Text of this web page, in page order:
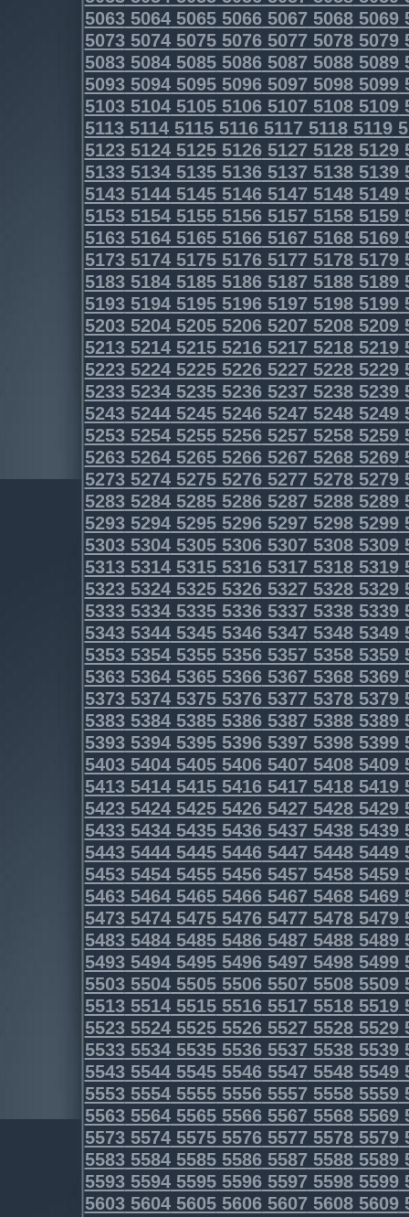
5063506450655066506750685069
5073507450755076507750785079
5083508450855086508750885089
5093509450955096509750985099
5103510451055106510751085109
5113511451155116511751185119
5123512451255126512751285129
5133513451355136513751385139
5143514451455146514751485149
5153515451555156515751585159
5163516451655166516751685169
5173517451755176517751785179
5183518451855186518751885189
5193519451955196519751985199
5203520452055206520752085209
5213521452155216521752185219
5223522452255226522752285229
5233523452355236523752385239
5243524452455246524752485249
5253525452555256525752585259
5263526452655266526752685269
5273527452755276527752785279
5283528452855286528752885289
5293529452955296529752985299
5303530453055306530753085309
5313531453155316531753185319
5323532453255326532753285329
5333533453355336533753385339
5343534453455346534753485349
5353535453555356535753585359
5363536453655366536753685369
5373537453755376537753785379
5383538453855386538753885389
5393539453955396539753985399
5403540454055406540754085409
5413541454155416541754185419
5423542454255426542754285429
5433543454355436543754385439
5443544454455446544754485449
5453545454555456545754585459
5463546454655466546754685469
5473547454755476547754785479
5483548454855486548754885489
5493549454955496549754985499
5503550455055506550755085509
5513551455155516551755185519
5523552455255526552755285529
5533553455355536553755385539
5543554455455546554755485549
5553555455555556555755585559
5563556455655566556755685569
5573557455755576557755785579
5583558455855586558755885589
5593559455955596559755985599
5603560456055606560756085609